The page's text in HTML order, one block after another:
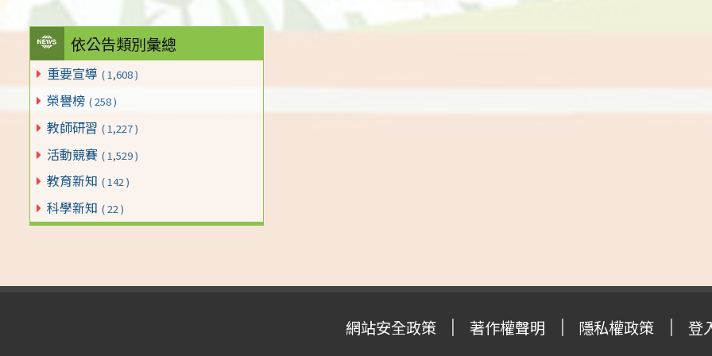
依公告類別彙總
重要宣導 ( 1,608 )
榮譽榜 ( 258 )
教師研習 ( 1,227 )
活動競賽 ( 1,529 )
教育新知 ( 142 )
科學新知 ( 22 )
網站安全政策 著作權聲明 隱私權政策 登